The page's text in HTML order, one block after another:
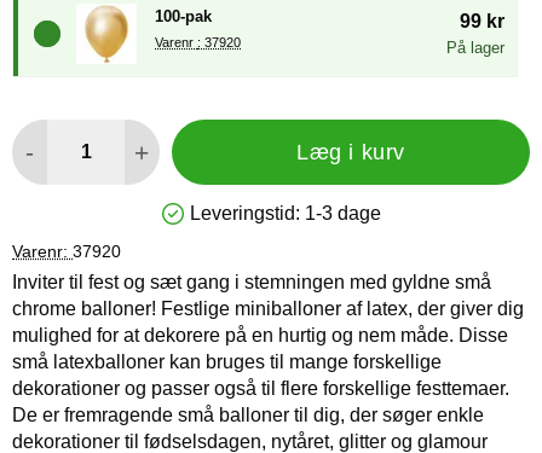
100-pak
Varenr : 37920
99 kr
På lager
- + Læg i kurv
Produkttilgængelighed: På lager
Leveringstid: 1-3 dage
Varenr: 37920
Inviter til fest og sæt gang i stemningen med gyldne små
chrome balloner! Festlige miniballoner af latex, der giver dig
mulighed for at dekorere på en hurtig og nem måde. Disse
små latexballoner kan bruges til mange forskellige
dekorationer og passer også til flere forskellige festtemaer.
De er fremragende små balloner til dig, der søger enkle
dekorationer til fødselsdagen, nytåret, glitter og glamour